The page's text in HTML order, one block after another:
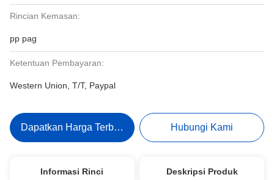
Rincian Kemasan:
pp pag
Ketentuan Pembayaran:
Western Union, T/T, Paypal
Dapatkan Harga Terbaik Hubungi Kami
Informasi Rinci Deskripsi Produk